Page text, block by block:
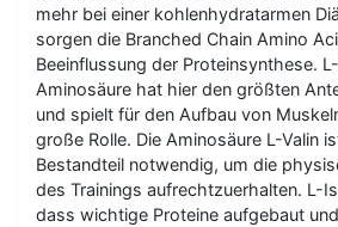
mehr bei einer kohlenhydratarmen
sorgen die Branched Chain Amino
Beeinflussung der Proteinsynthese.
Aminosäure hat hier den größten
und spielt für den Aufbau von
große Rolle. Die Aminosäure L-Valin
Bestandteil notwendig, um die
des Trainings aufrechtzuerhalten. L-
dass wichtige Proteine aufgebaut